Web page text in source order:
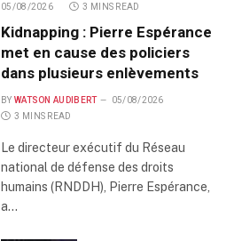
05/08/2026
3 MINS READ
Kidnapping : Pierre Espérance
met en cause des policiers
dans plusieurs enlèvements
BY WATSON AUDIBERT
05/08/2026
3 MINS READ
Le directeur exécutif du Réseau
national de défense des droits
humains (RNDDH), Pierre Espérance,
a…